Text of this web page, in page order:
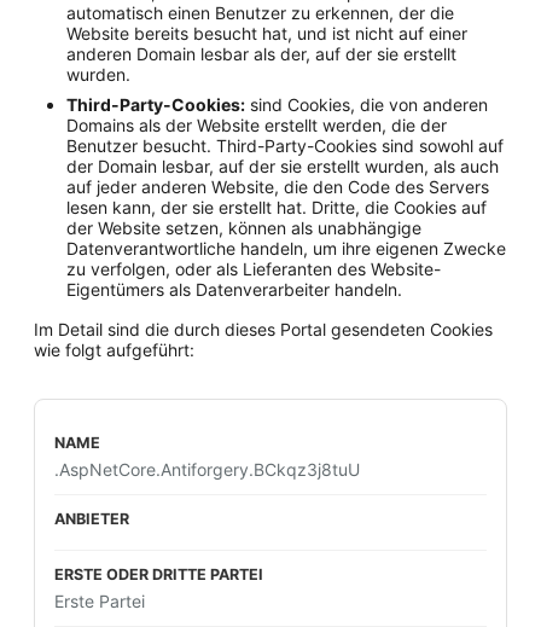
automatisch einen Benutzer zu erkennen, der die
Website bereits besucht hat, und ist nicht auf einer
anderen Domain lesbar als der, auf der sie erstellt
wurden.
Third-Party-Cookies: sind Cookies, die von anderen
Domains als der Website erstellt werden, die der
Benutzer besucht. Third-Party-Cookies sind sowohl auf
der Domain lesbar, auf der sie erstellt wurden, als auch
auf jeder anderen Website, die den Code des Servers
lesen kann, der sie erstellt hat. Dritte, die Cookies auf
der Website setzen, können als unabhängige
Datenverantwortliche handeln, um ihre eigenen Zwecke
zu verfolgen, oder als Lieferanten des Website-
Eigentümers als Datenverarbeiter handeln.
Im Detail sind die durch dieses Portal gesendeten Cookies
wie folgt aufgeführt:
.AspNetCore.Antiforgery.BCkqz3j8tuU
Erste Partei